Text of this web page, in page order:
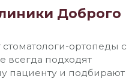
Доброго
ортопеды с
всегда подходят
пациенту и подбирают